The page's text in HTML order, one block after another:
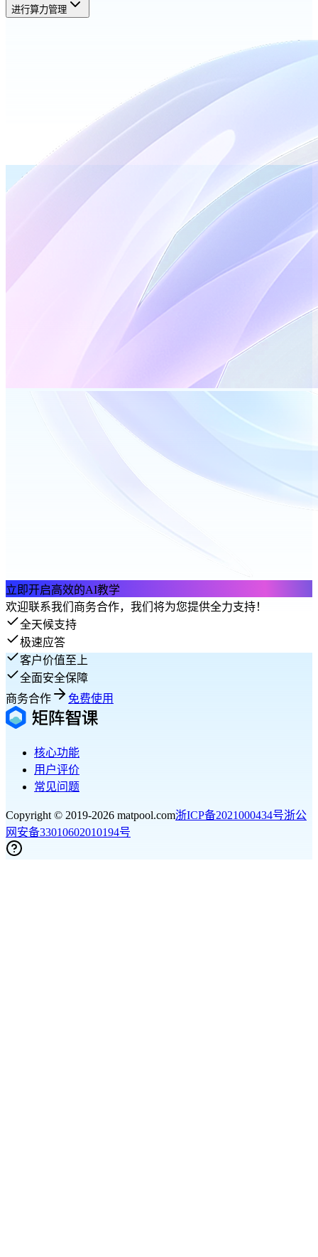
进行算力管理
立即开启高效的AI教学
欢迎联系我们商务合作，我们将为您提供全力支持！
全天候支持
极速应答
客户价值至上
全面安全保障
商务合作
免费使用
核心功能
用户评价
常见问题
Copyright © 2019-2026 matpool.com浙ICP备2021000434号浙公
网安备33010602010194号